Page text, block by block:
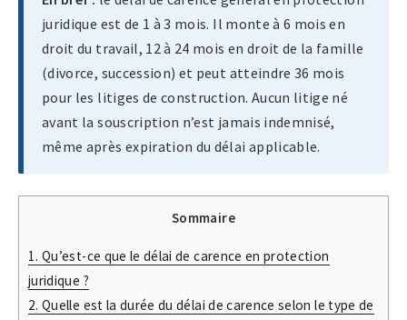
juridique est de 1 à 3 mois. Il monte à 6 mois en
droit du travail, 12 à 24 mois en droit de la famille
(divorce, succession) et peut atteindre 36 mois
pour les litiges de construction. Aucun litige né
avant la souscription n’est jamais indemnisé,
même après expiration du délai applicable.
Sommaire
1. Qu’est-ce que le délai de carence en protection
juridique ?
2. Quelle est la durée du délai de carence selon le type de